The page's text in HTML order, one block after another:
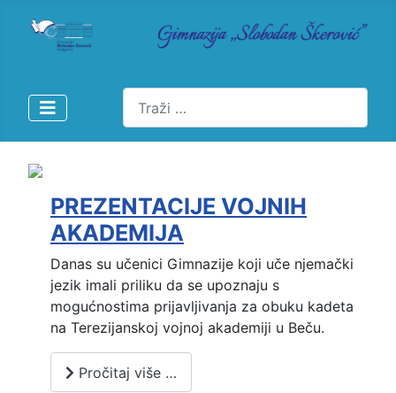
Pretraži
PREZENTACIJE VOJNIH
AKADEMIJA
Danas su učenici Gimnazije koji uče njemački
jezik imali priliku da se upoznaju s
mogućnostima prijavljivanja za obuku kadeta
na Terezijanskoj vojnoj akademiji u Beču.
Pročitaj više …